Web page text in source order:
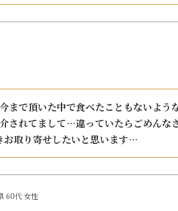
まで頂いた中で食べたこともないよう
されてまして…違っていたらごめん
お取り寄せしたいと思います…
60代女性